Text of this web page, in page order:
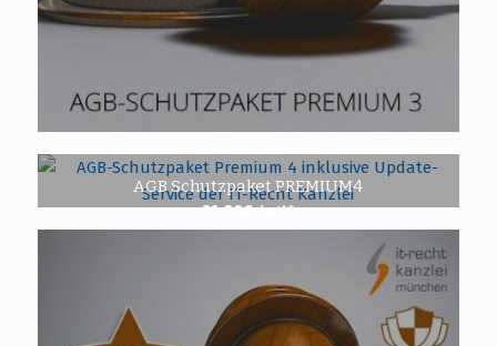
AGB Schutzpaket PREMIUM4
21,90€ /mtl.*